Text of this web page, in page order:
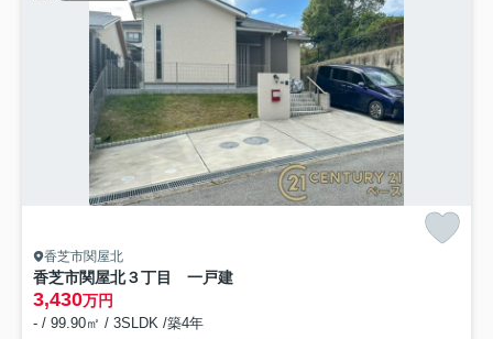
香芝市関屋北
香芝市関屋北３丁目 一戸建
3,430万円
- / 99.90㎡ / 3SLDK /築4年